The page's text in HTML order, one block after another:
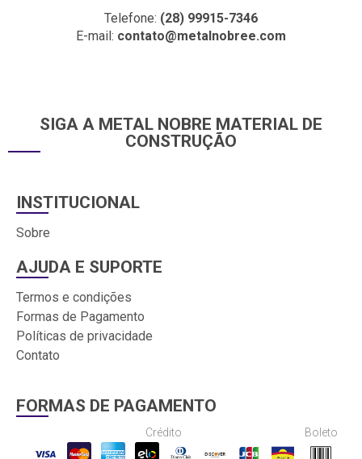
Telefone: (28) 99915-7346
E-mail: contato@metalnobree.com
SIGA A METAL NOBRE MATERIAL DE
CONSTRUÇÃO
INSTITUCIONAL
Sobre
AJUDA E SUPORTE
Termos e condições
Formas de Pagamento
Políticas de privacidade
Contato
FORMAS DE PAGAMENTO
Crédito Boleto